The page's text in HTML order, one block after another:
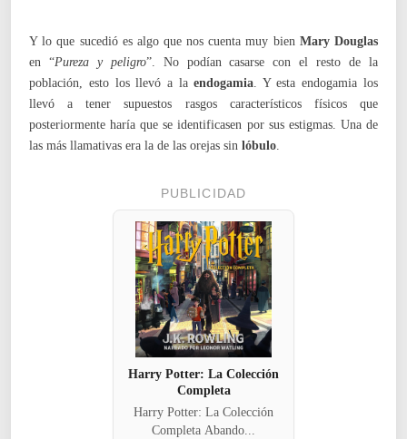
Y lo que sucedió es algo que nos cuenta muy bien Mary Douglas
en “Pureza y peligro”. No podían casarse con el resto de la
población, esto los llevó a laendogamia. Y esta endogamia los
llevó a tener supuestos rasgos característicos físicos que
posteriormente haría que se identificasen por sus estigmas. Una de
las más llamativas era la de las orejas sinlóbulo.
PUBLICIDAD
Harry Potter: La Colección
Completa
Harry Potter: La Colección
Completa Abando...